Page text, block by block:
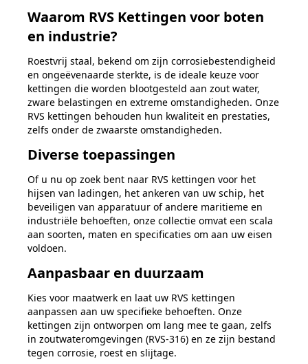
Waarom RVS Kettingen voor boten
en industrie?
Roestvrij staal, bekend om zijn corrosiebestendigheid
en ongeëvenaarde sterkte, is de ideale keuze voor
kettingen die worden blootgesteld aan zout water,
zware belastingen en extreme omstandigheden. Onze
RVS kettingen behouden hun kwaliteit en prestaties,
zelfs onder de zwaarste omstandigheden.
Diverse toepassingen
Of u nu op zoek bent naar RVS kettingen voor het
hijsen van ladingen, het ankeren van uw schip, het
beveiligen van apparatuur of andere maritieme en
industriële behoeften, onze collectie omvat een scala
aan soorten, maten en specificaties om aan uw eisen
voldoen.
Aanpasbaar en duurzaam
Kies voor maatwerk en laat uw RVS kettingen
aanpassen aan uw specifieke behoeften. Onze
kettingen zijn ontworpen om lang mee te gaan, zelfs
in zoutwateromgevingen (RVS-316) en ze zijn bestand
tegen corrosie, roest en slijtage.